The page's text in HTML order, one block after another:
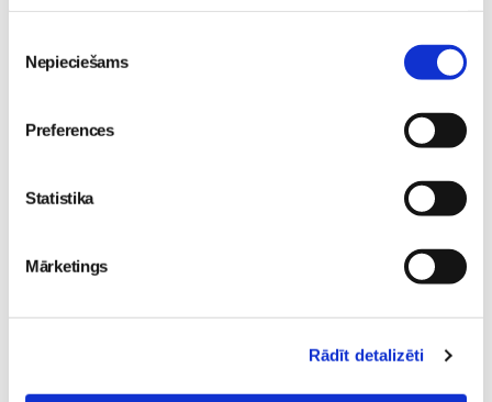
izvēle
Nepieciešams
Preferences
Statistika
Mārketings
Rādīt detalizēti
pasauļu atslēga” treileris
septembrī!